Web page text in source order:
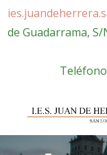
de Guadarrama, S/